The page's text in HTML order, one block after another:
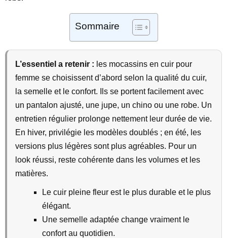
Sommaire
L’essentiel a retenir : les mocassins en cuir pour
femme se choisissent d’abord selon la qualité du cuir,
la semelle et le confort. Ils se portent facilement avec
un pantalon ajusté, une jupe, un chino ou une robe. Un
entretien régulier prolonge nettement leur durée de vie.
En hiver, privilégie les modèles doublés ; en été, les
versions plus légères sont plus agréables. Pour un
look réussi, reste cohérente dans les volumes et les
matières.
Le cuir pleine fleur est le plus durable et le plus
élégant.
Une semelle adaptée change vraiment le
confort au quotidien.